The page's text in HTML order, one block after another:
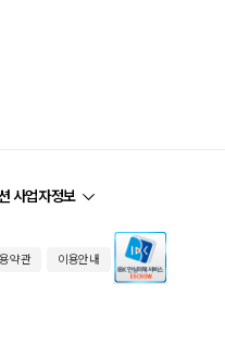
사업자정보
약관 이용안내